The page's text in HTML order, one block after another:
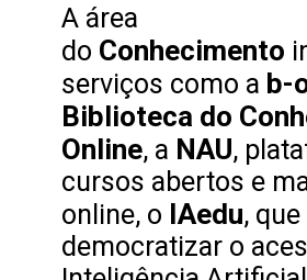
A área
do Conhecimento
serviços como a b-
Biblioteca do
Online, a NAU,
cursos abertos e
online, o IAedu,
democratizar o